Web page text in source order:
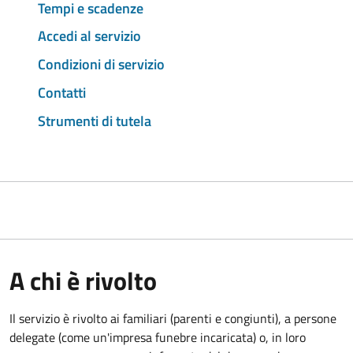
Tempi e scadenze
Accedi al servizio
Condizioni di servizio
Contatti
Strumenti di tutela
A chi è rivolto
Il servizio è rivolto ai familiari (parenti e congiunti), a persone
delegate (come un'impresa funebre incaricata) o, in loro